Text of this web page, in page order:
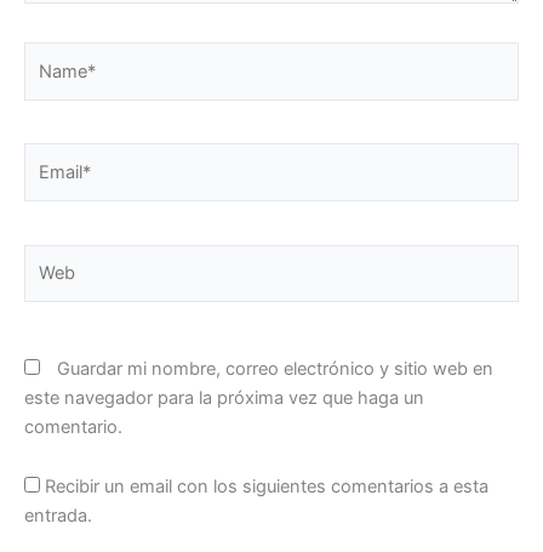
Guardar mi nombre, correo electrónico y sitio web en
este navegador para la próxima vez que haga un
comentario.
Recibir un email con los siguientes comentarios a esta
entrada.